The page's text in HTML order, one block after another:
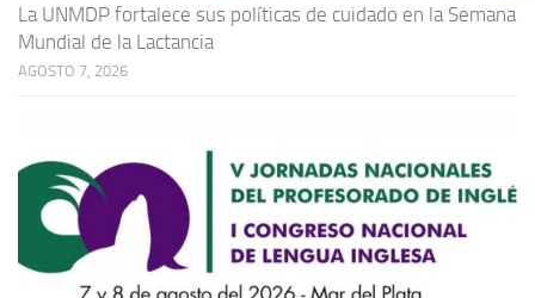
La UNMDP fortalece sus políticas de cuidado en la Semana
Mundial de la Lactancia
AGOSTO 7, 2026